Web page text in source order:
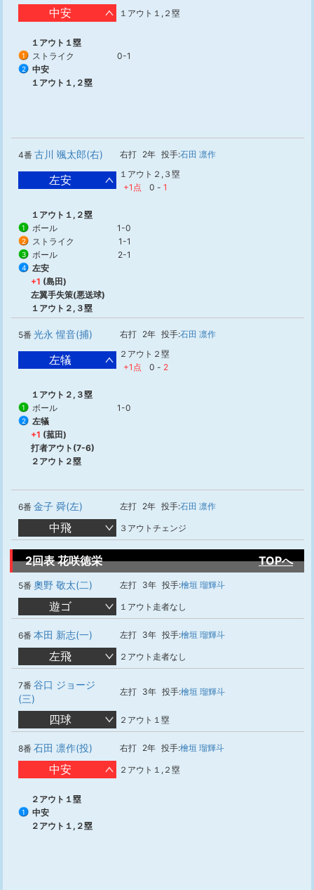
中安 １アウト１,２塁
１アウト１塁
1 ストライク 0-1
2
中安
１アウト１,２塁
4番 古川 颯太郎(右) 右打 2年 投手:石田 凛作
左安
１アウト２,３塁
+1点
0 - 1
１アウト１,２塁
1 ボール 1-0
2 ストライク 1-1
3 ボール 2-1
4
左安
+1 (島田)
左翼手失策(悪送球)
１アウト２,３塁
5番 光永 惺音(捕) 右打 2年 投手:石田 凛作
左犠
２アウト２塁
+1点
0 - 2
１アウト２,３塁
1 ボール 1-0
2
左犠
+1 (菰田)
打者アウト(7-6)
２アウト２塁
6番 金子 舜(左) 左打 2年 投手:石田 凛作
中飛 ３アウトチェンジ
2回表 花咲徳栄 TOPへ
5番 奧野 敬太(二) 左打 3年 投手:檜垣 瑠輝斗
遊ゴ １アウト走者なし
6番 本田 新志(一) 左打 3年 投手:檜垣 瑠輝斗
左飛 ２アウト走者なし
7番 谷口 ジョージ
(三)
左打 3年 投手:檜垣 瑠輝斗
四球 ２アウト１塁
8番 石田 凛作(投) 右打 2年 投手:檜垣 瑠輝斗
中安 ２アウト１,２塁
２アウト１塁
1
中安
２アウト１,２塁